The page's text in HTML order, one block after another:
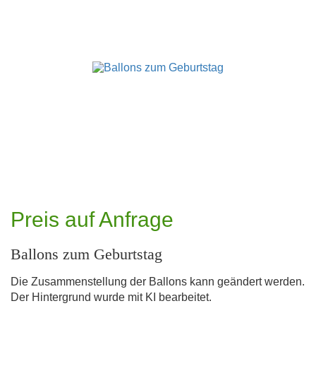
Preis auf Anfrage
Ballons zum Geburtstag
Die Zusammenstellung der Ballons kann geändert werden.
Der Hintergrund wurde mit KI bearbeitet.